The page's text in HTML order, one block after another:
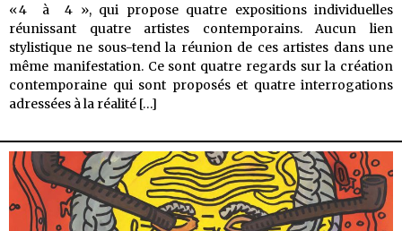
« 4 à 4 », qui propose quatre expositions individuelles
réunissant quatre artistes contemporains. Aucun lien
stylistique ne sous-tend la réunion de ces artistes dans une
même manifestation. Ce sont quatre regards sur la création
contemporaine qui sont proposés et quatre interrogations
adressées à la réalité […]
4
–
4
expositions
–